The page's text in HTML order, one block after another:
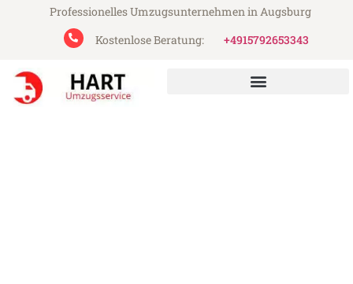
Professionelles Umzugsunternehmen in Augsburg
Kostenlose Beratung:
+4915792653343